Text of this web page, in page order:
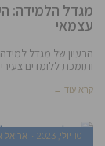
מגדל הלמידה:
עצמאי
הרעיון של מגדל
ותומכת ללומדים
קרא עוד ←
10 יולי, 2023 אריאל